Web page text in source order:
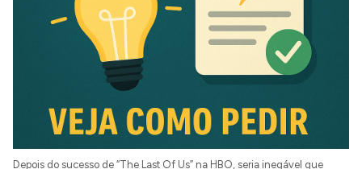
Depois do sucesso de “The Last Of Us” na HBO, seria inegável que